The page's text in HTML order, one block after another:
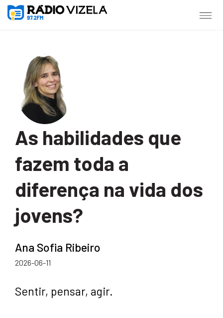
As habilidades que
fazem toda a
diferença na vida dos
jovens?
Ana Sofia Ribeiro
2026-06-11
Sentir, pensar, agir.